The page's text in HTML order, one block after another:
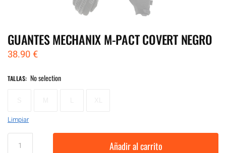
GUANTES MECHANIX M-PACT COVERT NEGRO
38.90€
TALLAS: No selection
Limpiar
Añadir al carrito